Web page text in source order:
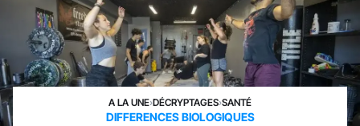
A LA UNE›DÉCRYPTAGES›SANTÉ
DIFFERENCES BIOLOGIQUES